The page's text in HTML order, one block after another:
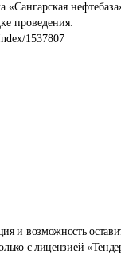
и возможность
с лицензией
«Сангарская
проведения:
1537807